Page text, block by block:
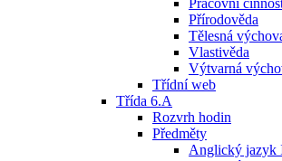
Pracovní
Přírodověda
Tělesná
Vlastivěda
Výtvarná
Třídní web
Třída 6.A
Rozvrh hodin
Předměty
Anglický jazyk